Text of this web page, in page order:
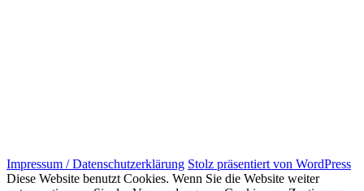
Impressum / Datenschutzerklärung Stolz präsentiert von WordPress
Diese Website benutzt Cookies. Wenn Sie die Website weiter